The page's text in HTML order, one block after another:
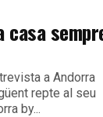
casa
a Andorra
repte al seu
by...